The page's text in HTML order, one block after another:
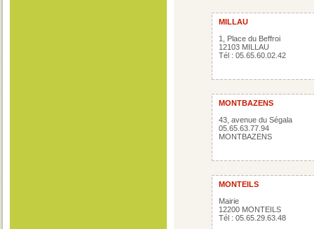
MILLAU
1, Place du Beffroi
12103 MILLAU
Tél : 05.65.60.02.42
MONTBAZENS
43, avenue du Ségala
05.65.63.77.94
MONTBAZENS
MONTEILS
Mairie
12200 MONTEILS
Tél : 05.65.29.63.48